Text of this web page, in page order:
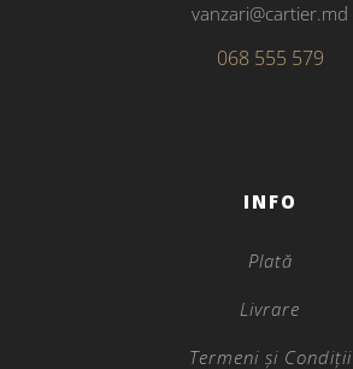
vanzari@cartier.md
068 555 579
INFO
Plată
Livrare
Termeni și Condiții